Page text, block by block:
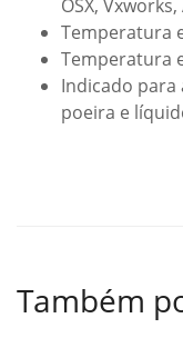
OSX,
Temperatura
Temperatura
Indicado
poeira e
Também